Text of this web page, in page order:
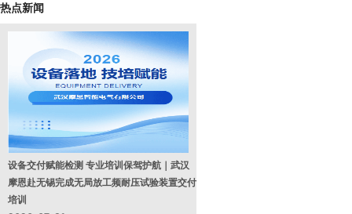
热点新闻
设备交付赋能检测 专业培训保驾护航｜武汉
摩恩赴无锡完成无局放工频耐压试验装置交付
培训